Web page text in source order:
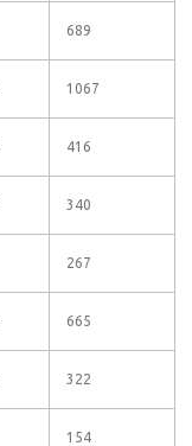
689
1067
416
340
267
665
322
154